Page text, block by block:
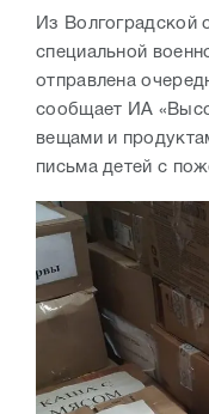
Из Волгоградской
специальной
отправлена
сообщает ИА
вещами и
письма детей с